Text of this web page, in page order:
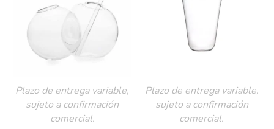
Plazo de entrega variable,
sujeto a confirmación
comercial.
Plazo de entrega variable,
sujeto a confirmación
comercial.